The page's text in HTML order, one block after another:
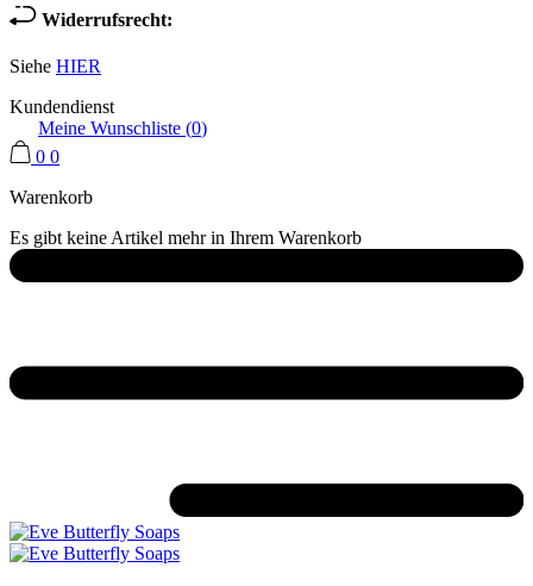
Widerrufsrecht:
Siehe HIER
Kundendienst
Meine Wunschliste (0)
0 0
Warenkorb
Es gibt keine Artikel mehr in Ihrem Warenkorb